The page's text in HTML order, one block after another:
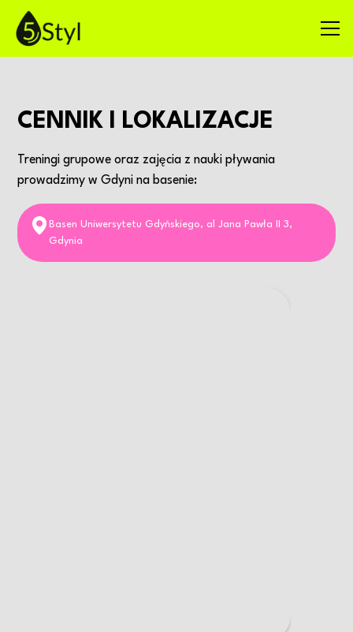
CENNIK I LOKALIZACJE
Treningi grupowe oraz zajęcia z nauki pływania
prowadzimy w Gdyni na basenie:
Basen Uniwersytetu Gdyńskiego, al Jana Pawła II 3,
Gdynia